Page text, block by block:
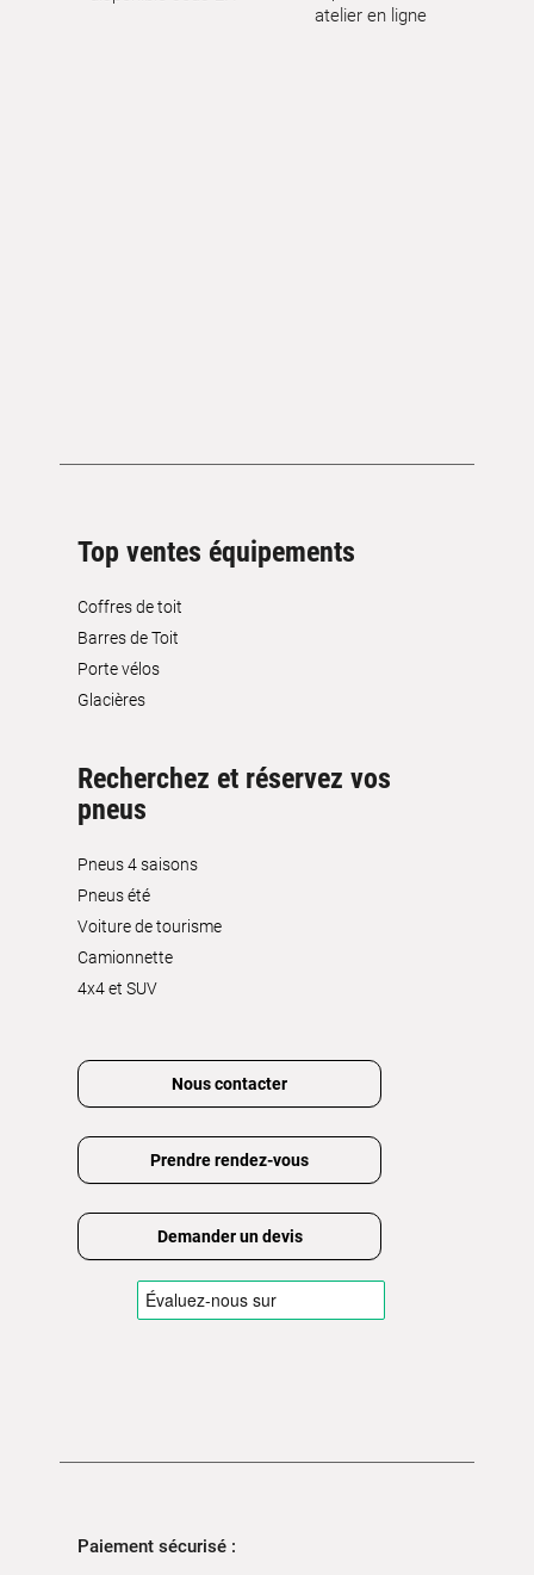
atelier en ligne
Top ventes équipements
Coffres de toit
Barres de Toit
Porte vélos
Glacières
Recherchez et réservez vos
pneus
Pneus 4 saisons
Pneus été
Voiture de tourisme
Camionnette
4x4 et SUV
Nous contacter
Prendre rendez-vous
Demander un devis
Paiement sécurisé :